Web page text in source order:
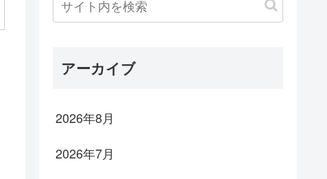
アーカイブ
2026年8月
2026年7月